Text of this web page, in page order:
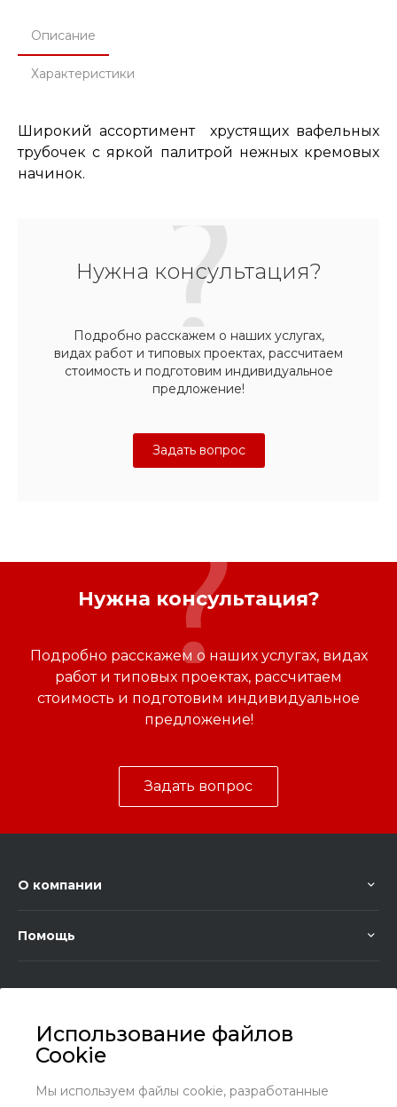
Использование файлов
Cookie
Мы используем файлы cookie, разработанные
Описание
Характеристики
Широкий ассортимент хрустящих вафельных
трубочек с яркой палитрой нежных кремовых
начинок.
Нужна консультация?
Подробно расскажем о наших услугах,
видах работ и типовых проектах, рассчитаем
стоимость и подготовим индивидуальное
предложение!
Задать вопрос
Нужна консультация?
Подробно расскажем о наших услугах, видах
работ и типовых проектах, рассчитаем
стоимость и подготовим индивидуальное
предложение!
Задать вопрос
О компании
Помощь